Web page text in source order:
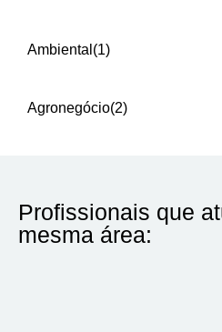
Ambiental (1)
Agronegócio(2)
Profissionais que
mesma área: